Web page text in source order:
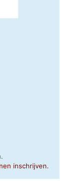
inschrijven.